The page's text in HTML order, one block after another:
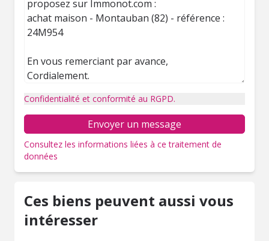
Confidentialité et conformité au RGPD.
Envoyer un message
Consultez les informations liées à ce traitement de
données
Ces biens peuvent aussi vous
intéresser